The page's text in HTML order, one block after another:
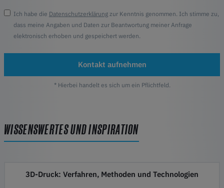
Ich habe die Datenschutzerklärungzur Kenntnis genommen. Ich stimme zu,
dass meine Angaben und Daten zur Beantwortung meiner Anfrage
elektronisch erhoben und gespeichert werden.
Kontakt aufnehmen
* Hierbei handelt es sich um ein Pflichtfeld.
WISSENSWERTES UND INSPIRATION
3D-Druck: Verfahren, Methoden und Technologien